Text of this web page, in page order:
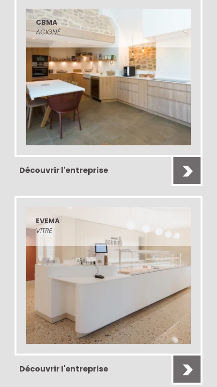
CBMA
ACIGNÉ
Découvrir l'entreprise
EVEMA
VITRE
Découvrir l'entreprise